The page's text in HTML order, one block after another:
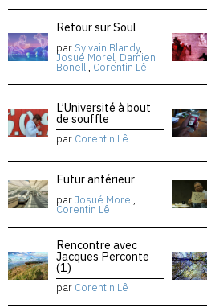
Retour sur Soul
par Sylvain Blandy,
Josué Morel, Damien
Bonelli, Corentin Lê
L’Université à bout
de souffle
par Corentin Lê
Futur antérieur
parJosué Morel,
Corentin Lê
Rencontre avec
Jacques Perconte
(1)
par Corentin Lê